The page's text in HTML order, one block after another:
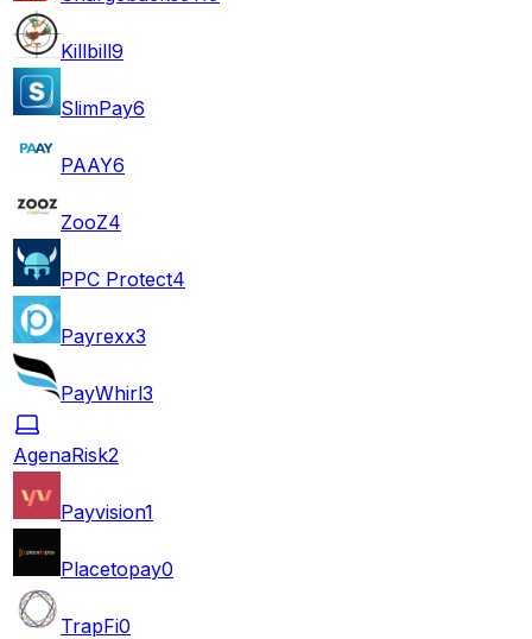
Killbill9
SlimPay6
PAAY6
ZooZ4
PPC Protect4
Payrexx3
PayWhirl3
AgenaRisk2
Payvision1
Placetopay0
TrapFi0